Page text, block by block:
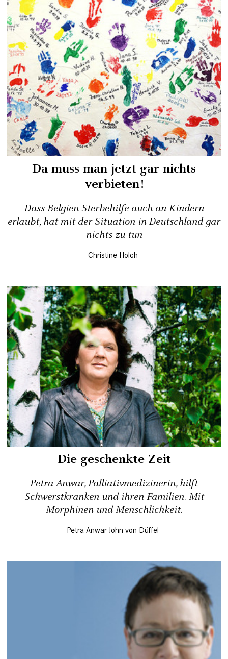
Da muss man jetzt gar nichts
verbieten!
Dass Belgien Sterbehilfe auch an Kindern
erlaubt, hat mit der Situation in Deutschland gar
nichts zu tun
Christine Holch
Die geschenkte Zeit
Petra Anwar, Palliativmedizinerin, hilft
Schwerstkranken und ihren Familien. Mit
Morphinen und Menschlichkeit.
Petra Anwar John von Düffel